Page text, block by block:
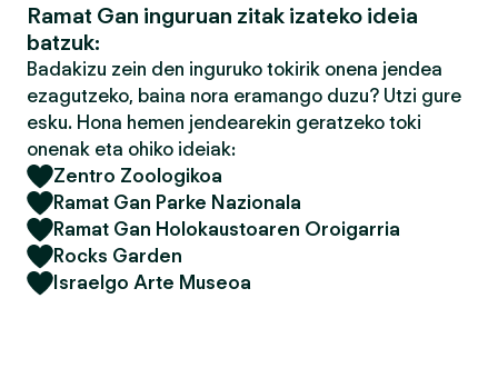
Ramat Gan inguruan zitak izateko ideia
batzuk:
Badakizu zein den inguruko tokirik onena jendea
ezagutzeko, baina nora eramango duzu? Utzi gure
esku. Hona hemen jendearekin geratzeko toki
onenak eta ohiko ideiak:
Zentro Zoologikoa
Ramat Gan Parke Nazionala
Ramat Gan Holokaustoaren Oroigarria
Rocks Garden
Israelgo Arte Museoa